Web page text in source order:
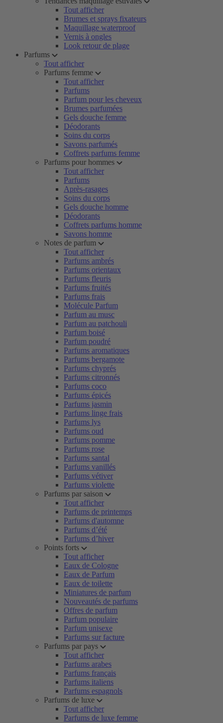
Tout afficher
Brumes et sprays fixateurs
Maquillage waterproof
Vernis à ongles
Look retour de plage
Parfums
Tout afficher
Parfums femme
Tout afficher
Parfums
Parfum pour les cheveux
Brumes parfumées
Gels douche femme
Déodorants
Soins du corps
Savons parfumés
Coffrets parfums femme
Parfums pour hommes
Tout afficher
Parfums
Après-rasages
Soins du corps
Gels douche homme
Déodorants
Coffrets parfums homme
Savons homme
Notes de parfum
Tout afficher
Parfums ambrés
Parfums orientaux
Parfums fleuris
Parfums fruités
Parfums frais
Molécule Parfum
Parfum au musc
Parfum au patchouli
Parfum boisé
Parfum poudré
Parfums aromatiques
Parfums bergamote
Parfums chyprés
Parfums citronnés
Parfums coco
Parfums épicés
Parfums jasmin
Parfums linge frais
Parfums lys
Parfums oud
Parfums pomme
Parfums rose
Parfums santal
Parfums vanillés
Parfums vétiver
Parfums violette
Parfums par saison
Tout afficher
Parfums de printemps
Parfums d'automne
Parfums d’été
Parfums d’hiver
Points forts
Tout afficher
Eaux de Cologne
Eaux de Parfum
Eaux de toilette
Miniatures de parfum
Nouveautés de parfums
Offres de parfum
Parfum populaire
Parfum unisexe
Parfums sur facture
Parfums par pays
Tout afficher
Parfums arabes
Parfums français
Parfums italiens
Parfums espagnols
Parfums de luxe
Tout afficher
Parfums de luxe femme